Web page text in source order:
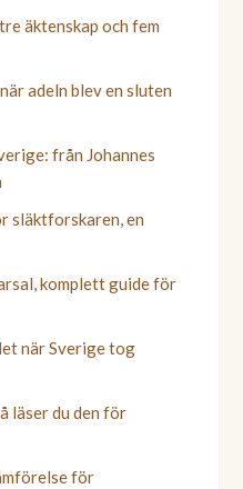
äktenskap och fem
adeln blev en sluten
från Johannes
släktforskaren, en
komplett guide för
när Sverige tog
läser du den för
för